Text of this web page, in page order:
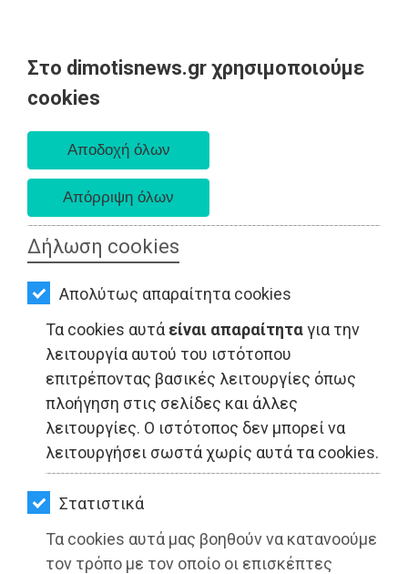
Στο dimotisnews.gr χρησιμοποιούμε
cookies
Δήλωση cookies
Απολύτως απαραίτητα cookies
Τα cookies αυτά είναι απαραίτηταγια την
λειτουργία αυτού του ιστότοπου
επιτρέποντας βασικές λειτουργίες όπως
πλοήγηση στις σελίδες και άλλες
λειτουργίες. Ο ιστότοπος δεν μπορεί να
λειτουργήσει σωστά χωρίς αυτά τα cookies.
Στατιστικά
Τα cookies αυτά μας βοηθούν να κατανοούμε
τον τρόπο με τον οποίο οι επισκέπτες
AΡΧΙΚΗ
ΕΙΔΗΣΕΙΣ
ΠΟΛΙΤΙΚΗ
ΤΟΠΙΚΗ
ΑΥΤΟΔΙΟΙΚΗΣΗ
ΟΙΚΟΝΟΜΙΑ
ΑΘΛΗΤΙΣΜΟΣ
ΠΟΛΙΤΙΣΜΟΣ
ΣΠΙΤΙ-
ΚΗΠΟΣ
ΥΓΕΙΑ
LIFESTYLE
ΤΑΞΙΔΙΑ
ΕΙΔΗΣΕΙΣ - Βαρνάβας